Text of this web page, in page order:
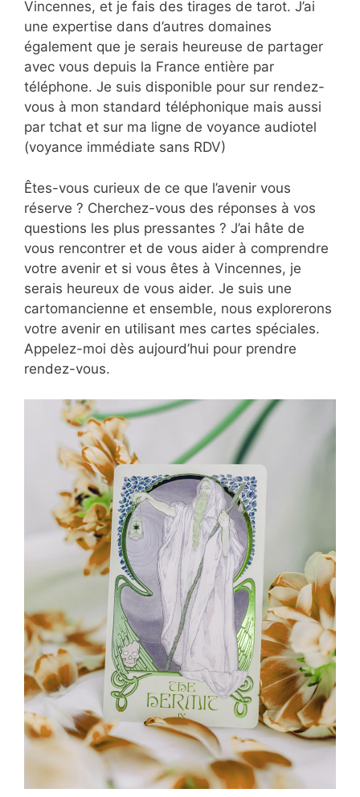
Vincennes, et je fais des tirages de tarot. J’ai
une expertise dans d’autres domaines
également que je serais heureuse de partager
avec vous depuis la France entière par
téléphone. Je suis disponible pour sur rendez-
vous à mon standard téléphonique mais aussi
par tchat et sur ma ligne de voyance audiotel
(voyance immédiate sans RDV)
Êtes-vous curieux de ce que l’avenir vous
réserve ? Cherchez-vous des réponses à vos
questions les plus pressantes ? J’ai hâte de
vous rencontrer et de vous aider à comprendre
votre avenir et si vous êtes à Vincennes, je
serais heureux de vous aider. Je suis une
cartomancienne et ensemble, nous explorerons
votre avenir en utilisant mes cartes spéciales.
Appelez-moi dès aujourd’hui pour prendre
rendez-vous.